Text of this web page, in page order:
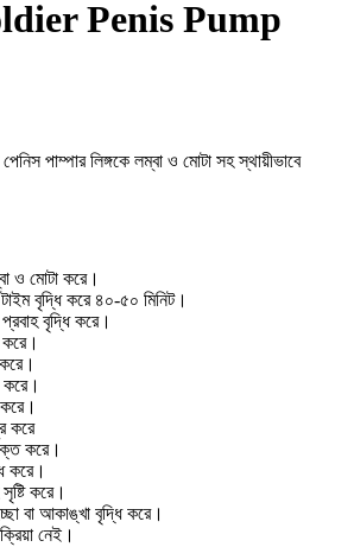
Penis Pump
পাম্পার লিঙ্গকে লম্বা ও মোটা সহ স্থায়ীভাবে
ও মোটা করে।
টাইম বৃদ্ধি করে ৪০-৫০ মিনিট।
বৃদ্ধি করে।
করে।
করে
করে।
করে।
করে।
বা আকাঙ্খা বৃদ্ধি করে।
নেই।